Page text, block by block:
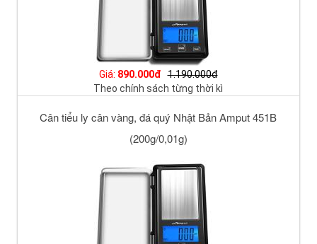
Giá: 890.000đ 1.190.000đ
Theo chính sách từng thời kì
Cân tiểu ly cân vàng, đá quý Nhật Bản Amput 451B
(200g/0,01g)